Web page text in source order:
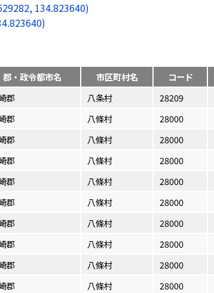
134.823640)
郡・政令都市名 市区町村名 コード
郡 八条村 28209
郡 八條村 28000
郡 八條村 28000
郡 八條村 28000
郡 八條村 28000
郡 八條村 28000
郡 八條村 28000
郡 八條村 28000
郡 八條村 28000
郡 八條村 28000